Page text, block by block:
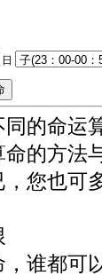
日
的命运
的方法
您也可
谁都可